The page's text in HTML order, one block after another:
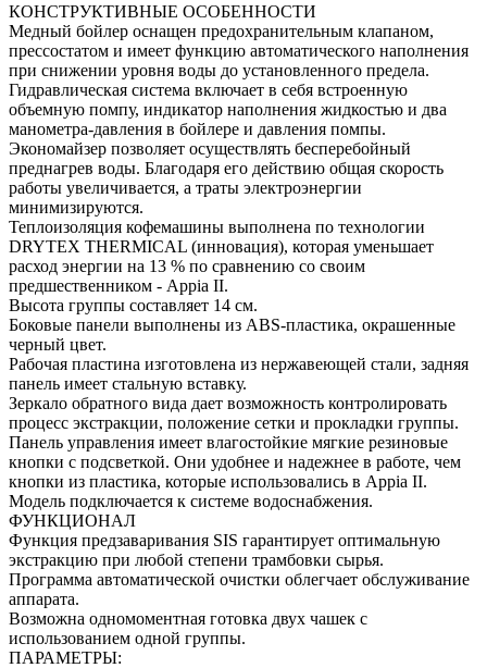
КОНСТРУКТИВНЫЕ ОСОБЕННОСТИ
Медный бойлер оснащен предохранительным клапаном,
прессостатом и имеет функцию автоматического наполнения
при снижении уровня воды до установленного предела.
Гидравлическая система включает в себя встроенную
объемную помпу, индикатор наполнения жидкостью и два
манометра-давления в бойлере и давления помпы.
Экономайзер позволяет осуществлять бесперебойный
преднагрев воды. Благодаря его действию общая скорость
работы увеличивается, а траты электроэнергии
минимизируются.
Теплоизоляция кофемашины выполнена по технологии
DRYTEX THERMICAL (инновация), которая уменьшает
расход энергии на 13 % по сравнению со своим
предшественником - Appia II.
Высота группы составляет 14 см.
Боковые панели выполнены из ABS-пластика, окрашенные
черный цвет.
Рабочая пластина изготовлена из нержавеющей стали, задняя
панель имеет стальную вставку.
Зеркало обратного вида дает возможность контролировать
процесс экстракции, положение сетки и прокладки группы.
Панель управления имеет влагостойкие мягкие резиновые
кнопки с подсветкой. Они удобнее и надежнее в работе, чем
кнопки из пластика, которые использовались в Appia II.
Модель подключается к системе водоснабжения.
ФУНКЦИОНАЛ
Функция предзаваривания SIS гарантирует оптимальную
экстракцию при любой степени трамбовки сырья.
Программа автоматической очистки облегчает обслуживание
аппарата.
Возможна одномоментная готовка двух чашек с
использованием одной группы.
ПАРАМЕТРЫ: